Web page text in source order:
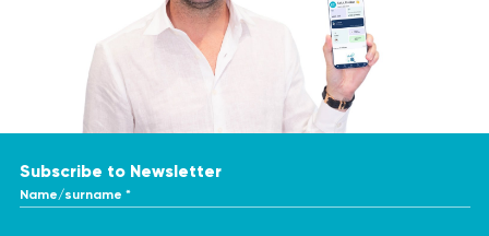
Subscribe to Newsletter
Name/surname *